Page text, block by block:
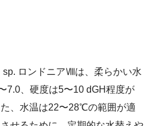
sp. ロンドニアⅧは、柔らかい水
7.0、硬度は5〜10 dGH程度が
、水温は22〜28℃の範囲が適